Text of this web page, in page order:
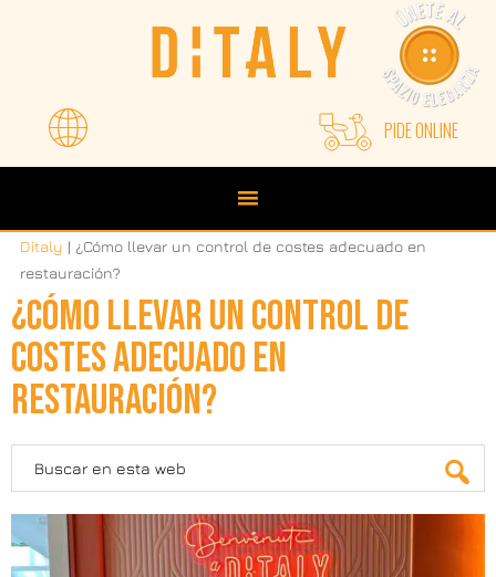
principal
lateral
principal
PIDE ONLINE
Ditaly | ¿Cómo llevar un control de costes adecuado en
restauración?
¿CÓMO LLEVAR UN CONTROL DE
COSTES ADECUADO EN
RESTAURACIÓN?